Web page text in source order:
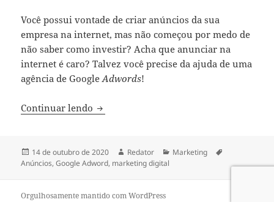
Você possui vontade de criar anúncios da sua
empresa na internet, mas não começou por medo de
não saber como investir? Acha que anunciar na
internet é caro? Talvez você precise da ajuda de uma
agência de GoogleAdwords!
Continuar lendo Anunciar com uma agência de Google
Publicado
em
14 de outubro de 2020 Autor
Redator Categorias
Marketing
Anúncios,Google Adword, marketing digital
Orgulhosamente mantido com WordPress